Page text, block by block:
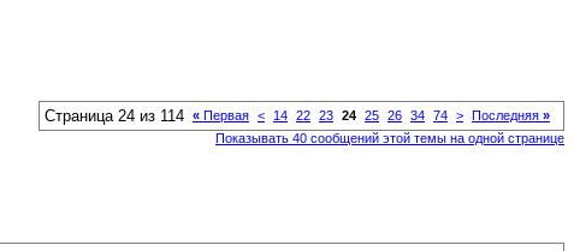
Страница 24 из 114 « Первая < 14 22 23 24 25 26 34 74 > Последняя »
Показывать 40 сообщений этой темы на одной странице